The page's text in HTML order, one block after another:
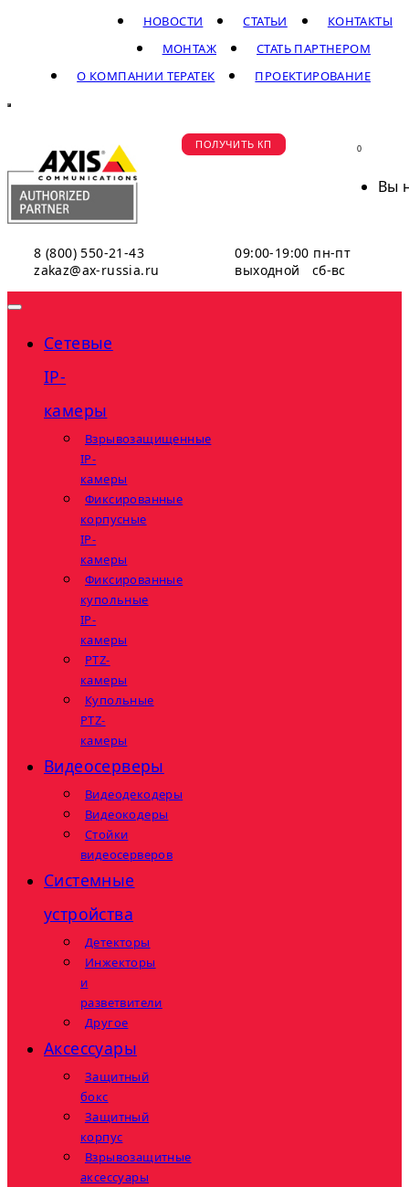
КОНТАКТЫ
СТАТЬИ
НОВОСТИ
СТАТЬ ПАРТНЕРОМ
МОНТАЖ
ПРОЕКТИРОВАНИЕ
О КОМПАНИИ ТЕРАТЕК
8 (800) 550-21-43
zakaz@ax-russia.ru
09:00-19:00 пн-пт
выходной сб-вс
ПОЛУЧИТЬ КП 0
Вы
Сетевые
IP-
камеры
Взрывозащищенные
IP-
камеры
Фиксированные
корпусные
IP-
камеры
Фиксированные
купольные
IP-
камеры
PTZ-
камеры
Купольные
PTZ-
камеры
Видеосерверы
Видеодекодеры
Видеокодеры
Стойки
видеосерверов
Системные
устройства
Детекторы
Инжекторы
и
разветвители
Другое
Аксессуары
Защитный
бокс
Защитный
корпус
Взрывозащитные
аксессуары